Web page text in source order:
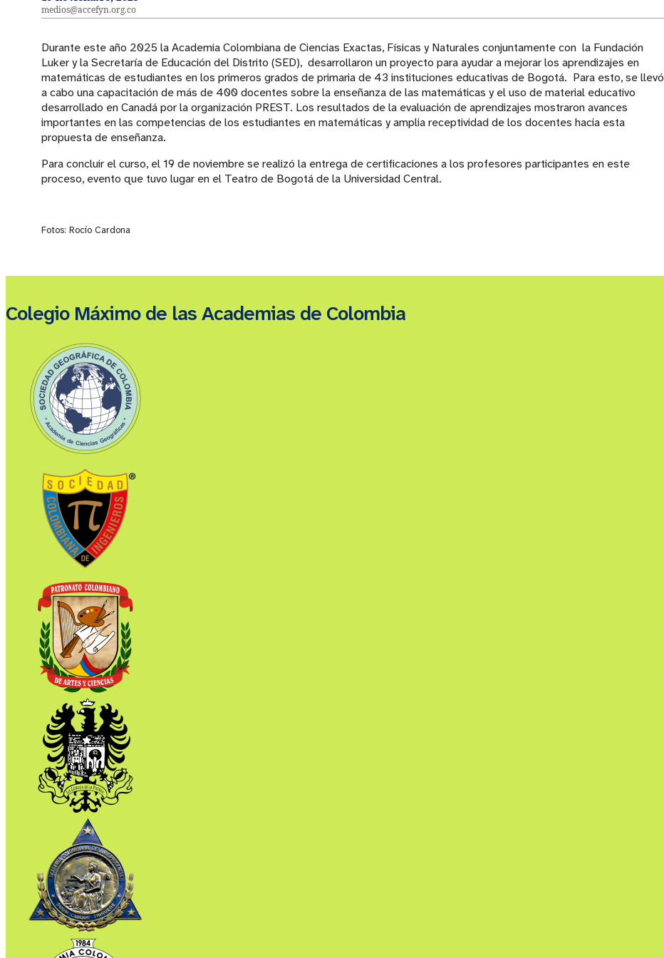
medios@accefyn.org.co
Durante este año 2025 la Academia Colombiana de Ciencias Exactas, Físicas y Naturales conjuntamente con la Fundación
Luker y la Secretaría de Educación del Distrito (SED), desarrollaron un proyecto para ayudar a mejorar los aprendizajes en
matemáticas de estudiantes en los primeros grados de primaria de 43 instituciones educativas de Bogotá. Para esto, se llevó
a cabo una capacitación de más de 400 docentes sobre la enseñanza de las matemáticas y el uso de material educativo
desarrollado en Canadá por la organización PREST. Los resultados de la evaluación de aprendizajes mostraron avances
importantes en las competencias de los estudiantes en matemáticas y amplia receptividad de los docentes hacia esta
propuesta de enseñanza.
Para concluir el curso, el 19 de noviembre se realizó la entrega de certificaciones a los profesores participantes en este
proceso, evento que tuvo lugar en el Teatro de Bogotá de la Universidad Central.
Fotos: Rocío Cardona
Colegio Máximo de las Academias de Colombia